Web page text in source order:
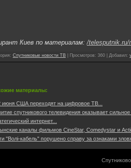
Киев по материалам: /telesputnik.ru/
: Спутниковые новости ТВ Просмотров: 360 Добавил:
материалы:
июня США переходят на цифровое ТВ...
спутникового телевидения оказывает
интернет...
каналы фильмов CineStar, Comedystar и
"Волі-кабель" порушено справу за ознаками